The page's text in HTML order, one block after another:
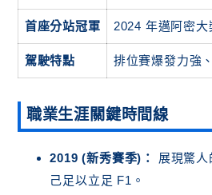
首座分站冠軍 2024 年邁阿密大
駕駛特點 排位賽爆發力強
職業生涯關鍵時間線
2019 (新秀賽季)：
展現驚人
己足以立足 F1。